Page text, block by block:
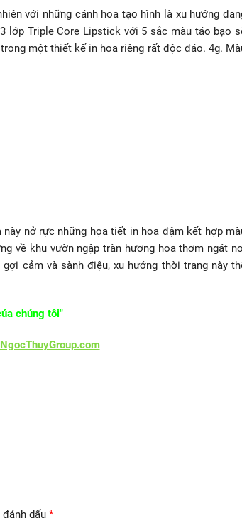
với những cánh hoa tạo hình là xu hướng
lớp Triple Core Lipstick với 5 sắc màu táo bạo
một thiết kế in hoa riêng rất độc đáo. 4g.
nở rực những họa tiết in hoa đậm kết hợp
về khu vườn ngập tràn hương hoa thơm ngát
cảm và sành điệu, xu hướng thời trang này
chúng tôi"
NgocThuyGroup.com
dấu *